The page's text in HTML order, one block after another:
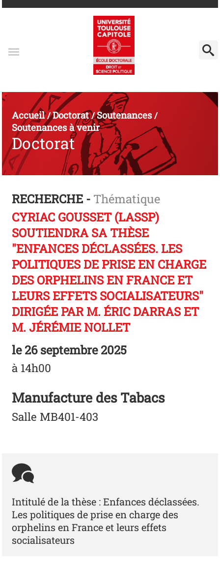
Accueil/Doctorat/Soutenances/
Soutenances à venir
Doctorat
RECHERCHE - Thématique
CYRIAC GOUSSET (LASSP)
SOUTIENDRA SA THÈSE
"ENFANCES DÉCLASSÉES. LES
POLITIQUES DE PRISE EN CHARGE
DES ORPHELINS EN FRANCE ET
LEURS EFFETS SOCIALISATEURS"
DIRIGÉE PAR M. ÉRIC DARRAS ET
M. JÉRÉMIE NOLLET
le26 septembre 2025
à 14h00
Manufacture des Tabacs
Salle MB401-403
Intitulé de la thèse : Enfances déclassées.
Les politiques de prise en charge des
orphelins en France et leurs effets
socialisateurs